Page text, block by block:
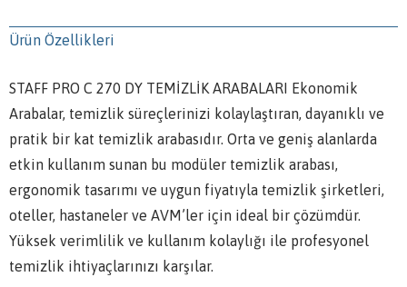
Ürün Özellikleri
STAFF PRO C 270 DY TEMİZLİK ARABALARI Ekonomik
Arabalar, temizlik süreçlerinizi kolaylaştıran, dayanıklı ve
pratik bir kat temizlik arabasıdır. Orta ve geniş alanlarda
etkin kullanım sunan bu modüler temizlik arabası,
ergonomik tasarımı ve uygun fiyatıyla temizlik şirketleri,
oteller, hastaneler ve AVM’ler için ideal bir çözümdür.
Yüksek verimlilik ve kullanım kolaylığı ile profesyonel
temizlik ihtiyaçlarınızı karşılar.